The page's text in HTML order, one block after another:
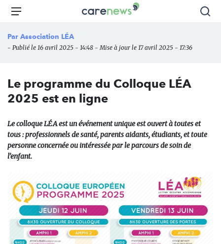
Aller
principal
Carenews,
des
l'engagement
Menu
Par Association LÉA
- Publié le 16 avril 2025 - 14:48 - Mise à jour le 17 avril 2025 - 17:36
Le programme du Colloque LÉA
2025 est en ligne
Le colloque LÉA est un événement unique est ouvert à toutes et
tous : professionnels de santé, parents aidants, étudiants, et toute
personne concernée ou intéressée par le parcours de soin de
l’enfant.